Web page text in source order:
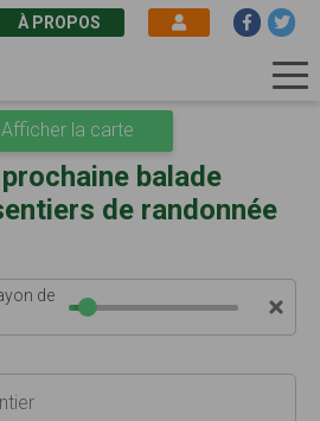
À PROPOS
balade
de randonnée
de
Afficher la carte